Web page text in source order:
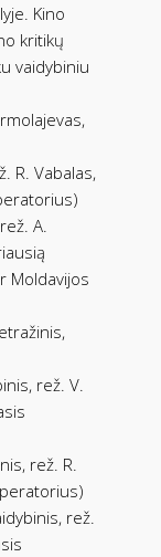
Kino
kritikų
vaidybiniu
R. Vabalas,
A.
Moldavijos
rež. V.
rež. R.
rež.